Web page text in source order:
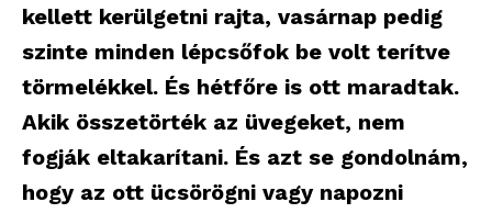
kellett kerülgetni rajta, vasárnap pedig
szinte minden lépcsőfok be volt terítve
törmelékkel. És hétfőre is ott maradtak.
Akik összetörték az üvegeket, nem
fogják eltakarítani. És azt se gondolnám,
hogy az ott ücsörögni vagy napozni